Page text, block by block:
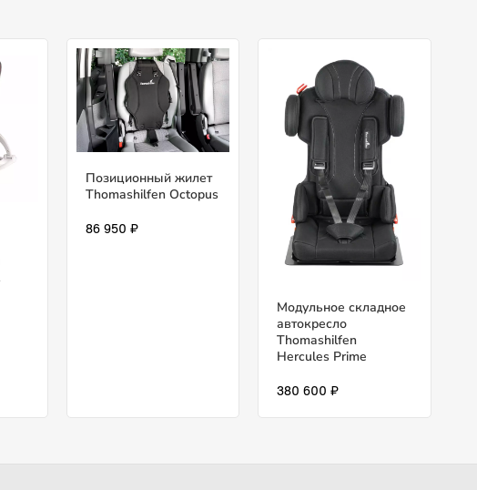
Позиционный жилет
Thomashilfen Octopus
86 950 ₽
Модульное складное
автокресло
Thomashilfen
Hercules Prime
380 600 ₽